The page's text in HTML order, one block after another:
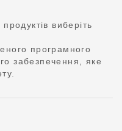
виберіть
програмного
забезпечення, яке